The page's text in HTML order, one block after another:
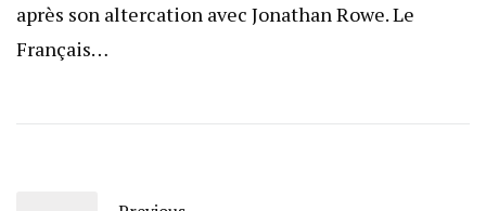
après son altercation avec Jonathan Rowe. Le
Français…